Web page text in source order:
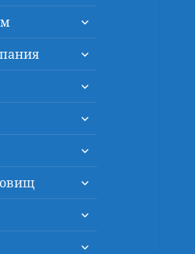
меню
раскрыть
меню
раскрыть
меню
раскрыть
меню
раскрыть
меню
раскрыть
меню
раскрыть
меню
раскрыть
меню
раскрыть